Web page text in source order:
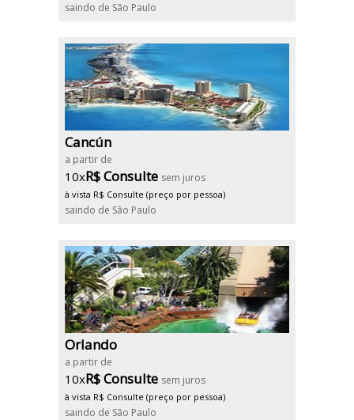
saindo de São Paulo
Cancún
a partir de
10xR$ Consulte sem juros
à vista R$ Consulte (preço por pessoa)
saindo de São Paulo
Orlando
a partir de
10xR$ Consulte sem juros
à vista R$ Consulte (preço por pessoa)
saindo de São Paulo